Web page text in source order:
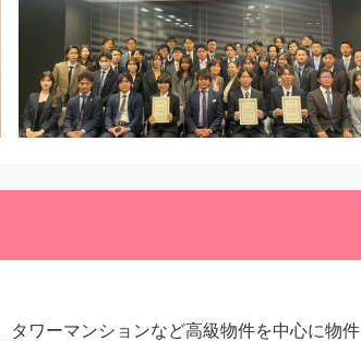
ワーマンションなど高級物件を中心に物件